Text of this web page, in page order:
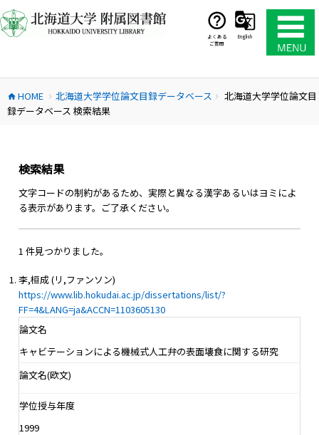
ン
テ
ス
キ
よくある
ご質問
English
home HOME chevron_right 北海道大学学位論文目録データベース chevron_right
北海道大学学位論文目
録データベース 検索結果
検索結果
文字コードの制約があるため、実際と異なる漢字あるいはヨミによ
る表示があります。ご了承ください。
1 件見つかりました。
李,桓成 (リ,ファンソン)
https://www.lib.hokudai.ac.jp/dissertations/list/?
FF=4&LANG=ja&ACCN=1103605130
論文名
キャビテーションによる機械式人工弁の表面壊食に関する研究
論文名(欧文)
学位授与年度
1999